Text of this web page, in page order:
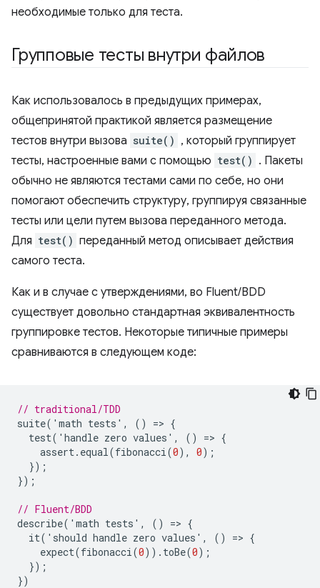
необходимые только для теста.
Групповые тесты внутри файлов
Как использовалось в предыдущих примерах,
общепринятой практикой является размещение
тестов внутри вызова suite() , который группирует
тесты, настроенные вами с помощью test() . Пакеты
обычно не являются тестами сами по себе, но они
помогают обеспечить структуру, группируя связанные
тесты или цели путем вызова переданного метода.
Для test() переданный метод описывает действия
самого теста.
Как и в случае с утверждениями, во Fluent/BDD
существует довольно стандартная эквивалентность
группировке тестов. Некоторые типичные примеры
сравниваются в следующем коде:
// traditional/TDD
suite( ' math tests ' , () => {
test( ' handle zero values ' , () => {
assert. equal(fibonacci(0), 0);
});
});
// Fluent/BDD
describe( ' math tests ' , () => {
it( ' should handle zero values ' , () => {
expect(fibonacci(0)). toBe(0);
});
})